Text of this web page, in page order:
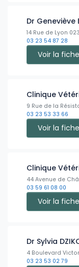
Dr Geneviève
14 Rue de Lyon
03 23 54 87 28
Voir la fiche
Clinique
9 Rue de la
03 23 53 33 66
Voir la fiche
Clinique
44 Avenue de
03 59 61 08 00
Voir la fiche
Dr Sylvia
4 Boulevard
03 23 53 02 79